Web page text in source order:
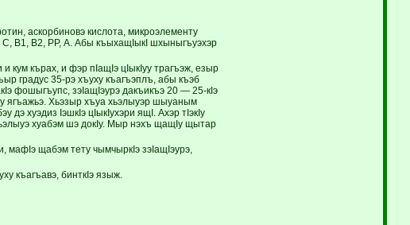
аскорбиновэ кислота, микроэлементу
С, В1, В2, РР, А. Абы къыхащIыкI шхыныгъуэхэр
кум кърах, и фэр пIащIэ цIыкIуу трагъэж, езыр
градус 35-рэ хъуху къагъэплъ, абы къэб
фошыгъупс, зэIащIэурэ дакъикъэ 20 — 25-кIэ
ягъажьэ. Хьэзыр хъуа хьэлыуэр шыуаным
дэ хуэдиз IэшкIэ цIыкIухэри ящI. Ахэр тIэкIу
хуабэм шэ докIу. Мыр нэхъ щащIу щытар
мафIэ щабэм тету чымчыркIэ зэIащIэурэ,
къагъавэ, бинткIэ языж.